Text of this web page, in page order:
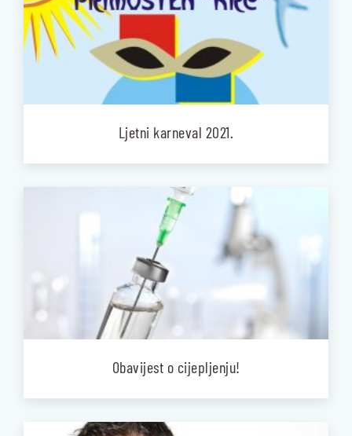
Ljetni karneval 2021.
Obavijest o cijepljenju!